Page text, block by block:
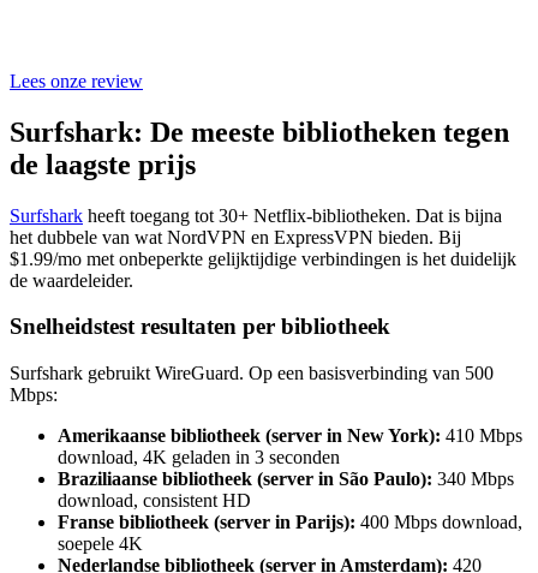
Lees onze review
Surfshark: De meeste bibliotheken tegen
de laagste prijs
Surfshark heeft toegang tot 30+ Netflix-bibliotheken. Dat is bijna
het dubbele van wat NordVPN en ExpressVPN bieden. Bij
$1.99/mo met onbeperkte gelijktijdige verbindingen is het duidelijk
de waardeleider.
Snelheidstest resultaten per bibliotheek
Surfshark gebruikt WireGuard. Op een basisverbinding van 500
Mbps:
Amerikaanse bibliotheek (server in New York): 410 Mbps
download, 4K geladen in 3 seconden
Braziliaanse bibliotheek (server in São Paulo): 340 Mbps
download, consistent HD
Franse bibliotheek (server in Parijs): 400 Mbps download,
soepele 4K
Nederlandse bibliotheek (server in Amsterdam): 420